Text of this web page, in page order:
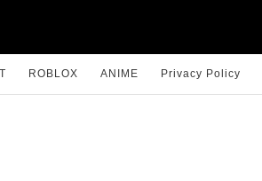
ROBLOX ANIME Privacy Policy